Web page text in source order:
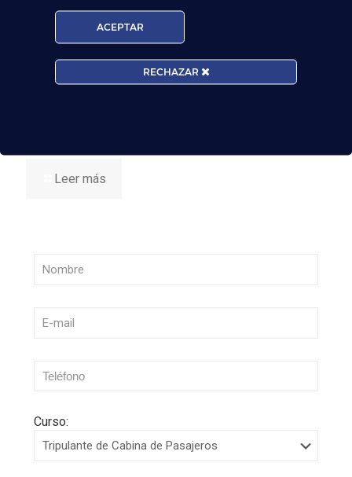
pasajeros junio: qué significa para quienes
quieren ser TCP
Leer más
Curso:
ACEPTAR
RECHAZAR